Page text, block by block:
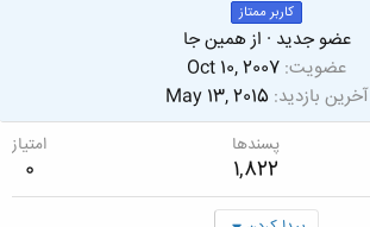
کاربر ممتاز
عضو جدید · ازهمین جا
عضویت Oct 10, 2007
آخرین بازدید May 13, 2015
پسندها
1,822
امتیاز
0